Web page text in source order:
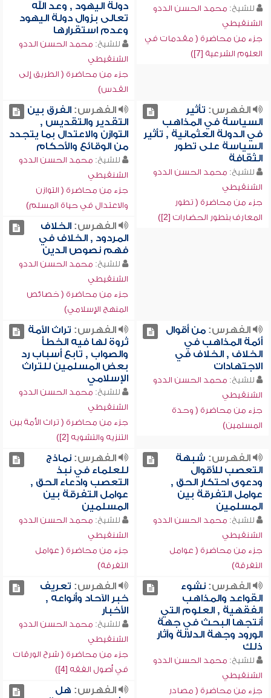
للشيخ: محمد الحسن الددو
الشنقيطي
جزء من محاضرة ( مقدمات في
العلوم الشرعية [7])
دولة اليهود , وعد الله
تعالى بزوال دولة اليهود
وعدم استقرارها
للشيخ: محمد الحسن الددو
الشنقيطي
جزء من محاضرة ( الطريق إلى
القدس)
الفهرس: تأثير
السياسة في المذاهب
في الدولة العثمانية , تأثير
السياسة على تطور
الثقافة
للشيخ: محمد الحسن الددو
الشنقيطي
جزء من محاضرة ( تطور
المعارف بتطور الحضارات [2])
الفهرس:الفرق بين
التقدير والتقديس ,
التوازن والاعتدال بما يتجدد
من الوقائع والأحكام
للشيخ: محمد الحسن الددو
الشنقيطي
جزء من محاضرة ( التوازن
والاعتدال في حياة المسلم)
الفهرس:الخلاف
المردود , الخلاف في
فهم نصوص الدين
للشيخ: محمد الحسن الددو
الشنقيطي
جزء من محاضرة ( خصائص
المنهج الإسلامي)
الفهرس:من أقوال
أئمة المذاهب في
الخلاف , الخلاف في
الاجتهادات
للشيخ: محمد الحسن الددو
الشنقيطي
جزء من محاضرة ( وحدة
المسلمين)
الفهرس: تراث الأمة
ثروة لها فيه الخطأ
والصواب , تابع أسباب رد
بعض المسلمين للتراث
الإسلامي
للشيخ: محمد الحسن الددو
الشنقيطي
جزء من محاضرة ( تراث الأمة بين
التنزيه والتشويه [2])
الفهرس: شبهة
التعصب للأقوال
ودعوى احتكار الحق ,
عوامل التفرقة بين
المسلمين
للشيخ: محمد الحسن الددو
الشنقيطي
جزء من محاضرة ( عوامل
التفرقة)
الفهرس:نماذج
للعلماء في نبذ
التعصب وادعاء الحق ,
عوامل التفرقة بين
المسلمين
للشيخ: محمد الحسن الددو
الشنقيطي
جزء من محاضرة ( عوامل
التفرقة)
الفهرس:نشوء
القواعد والمذاهب
الفقهية , العلوم التي
أنتجها البحث في جهة
الورود وجهة الدلالة وآثار
ذلك
للشيخ: محمد الحسن الددو
الشنقيطي
جزء من محاضرة ( مصادر
الفهرس: تعريف
خبر الآحاد وأنواعه ,
الأخبار
للشيخ: محمد الحسن الددو
الشنقيطي
جزء من محاضرة ( شرح الورقات
في أصول الفقه [4])
الفهرس: هل